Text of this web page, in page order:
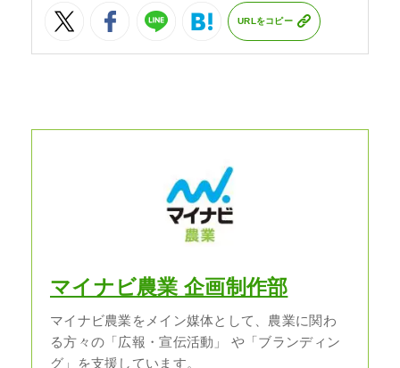
URLをコピー
マイナビ農業 企画制作部
マイナビ農業をメイン媒体として、農業に関わ
る方々の「広報・宣伝活動」 や「ブランディン
グ」を支援しています。